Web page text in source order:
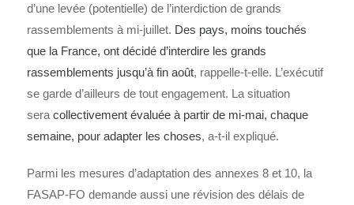
d’une levée (potentielle) de l’interdiction de grands
rassemblements à mi-juillet. Des pays, moins touchés
que la France, ont décidé d’interdire les grands
rassemblements jusqu’à fin août, rappelle-t-elle. L’exécutif
se garde d’ailleurs de tout engagement. La situation
seracollectivement évaluée à partir de mi-mai, chaque
semaine, pour adapter les choses, a-t-il expliqué.
Parmi les mesures d’adaptation des annexes 8 et 10, la
FASAP-FO demande aussi une révision des délais de